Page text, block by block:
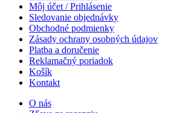
Môj účet / Prihlásenie
Sledovanie objednávky
Obchodné podmienky
Zásady ochrany osobných údajov
Platba a doručenie
Reklamačný poriadok
Košík
Kontakt
O nás